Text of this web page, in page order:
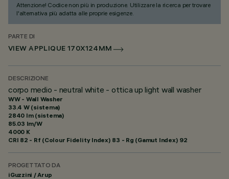
Attenzione! Codice non più in produzione. Utilizzare la ricerca per trovare
l'alternativa più adatta alle proprie esigenze.
PARTE DI
VIEW APPLIQUE 170X124MM
DESCRIZIONE
corpo medio - neutral white - ottica up light wall washer
WW - Wall Washer
33.4 W (sistema)
2840 lm (sistema)
85.03 lm/W
4000 K
CRI 82 - Rf (Colour Fidelity Index) 83 - Rg (Gamut Index) 92
PROGETTATO DA
iGuzzini / Arup